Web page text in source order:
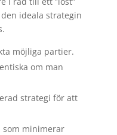
ideala strategin
möjliga partier.
om man
strategi för att
som minimerar